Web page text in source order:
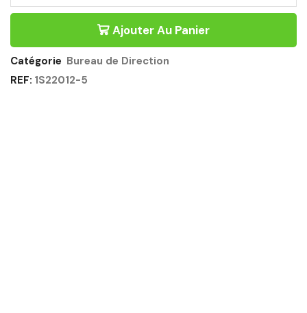
DE
120CM
SONOMA
NOIR
Ajouter Au Panier
Catégorie Bureau de Direction
REF: 1S22012-5